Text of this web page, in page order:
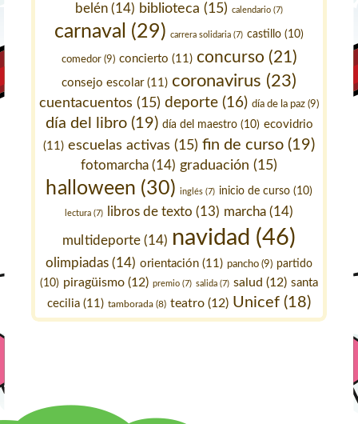
belén (14) biblioteca (15) calendario (7)
carnaval (29) carrera solidaria (7) castillo (10)
comedor(9) concierto (11) concurso (21)
consejo escolar(11) coronavirus (23)
cuentacuentos (15) deporte (16) día de la paz (9)
día del libro(19) día del maestro(10) ecovidrio
(11) escuelas activas (15) fin de curso (19)
fotomarcha (14) graduación (15)
halloween (30) inglés(7) inicio de curso(10)
lectura (7) libros de texto (13) marcha (14)
multideporte(14) navidad (46)
olimpiadas (14) orientación (11) pancho (9) partido
(10) piragüismo (12) premio (7) salida (7) salud (12) santa
cecilia (11) tamborada (8) teatro (12) Unicef (18)